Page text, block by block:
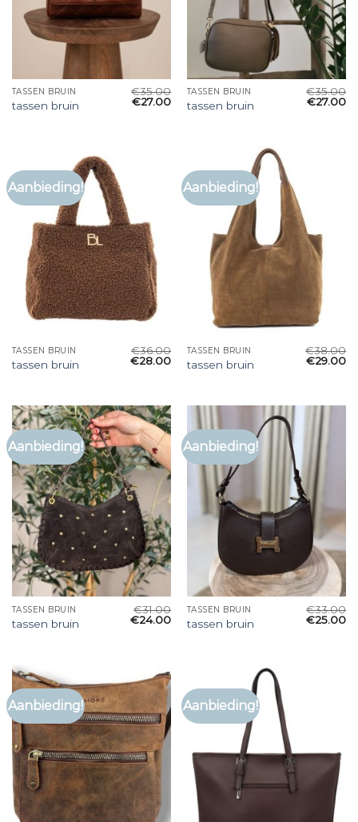
TASSEN BRUIN
tassen bruin
€35.00
€27.00
TASSEN BRUIN
tassen bruin
€35.00
€27.00
Aanbieding!
TASSEN BRUIN
tassen bruin
€36.00
€28.00
Aanbieding!
TASSEN BRUIN
tassen bruin
€38.00
€29.00
Aanbieding!
TASSEN BRUIN
tassen bruin
€31.00
€24.00
Aanbieding!
TASSEN BRUIN
tassen bruin
€33.00
€25.00
Aanbieding! Aanbieding!